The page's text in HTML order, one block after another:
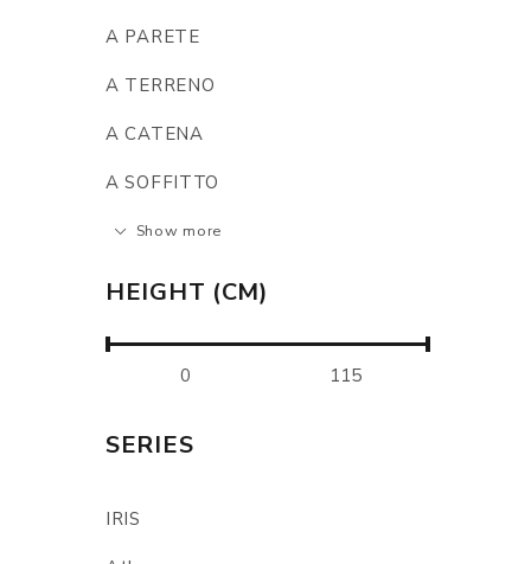
A PARETE
A TERRENO
A CATENA
A SOFFITTO
Show more
HEIGHT (CM)
SERIES
IRIS